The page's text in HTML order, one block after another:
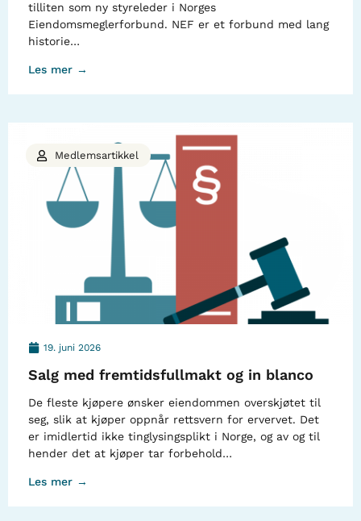
tilliten som ny styreleder i Norges
Eiendomsmeglerforbund. NEF er et forbund med lang
historie…
Les mer →
19. juni 2026
Salg med fremtidsfullmakt og in blanco
De fleste kjøpere ønsker eiendommen overskjøtet til
seg, slik at kjøper oppnår rettsvern for ervervet. Det
er imidlertid ikke tinglysingsplikt i Norge, og av og til
hender det at kjøper tar forbehold…
Les mer →
Medlemsartikkel